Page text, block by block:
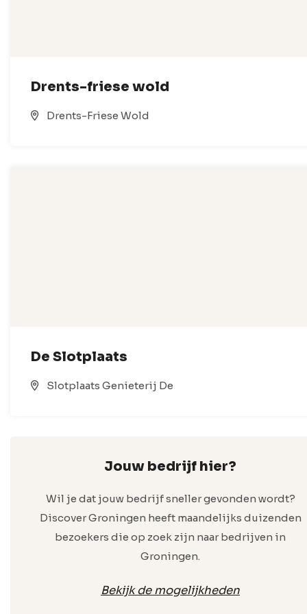
Drents-friese wold
Drents-Friese Wold
De Slotplaats
Slotplaats Genieterij De
Jouw bedrijf hier?
Wil je dat jouw bedrijf sneller gevonden wordt?
Discover Groningen heeft maandelijks duizenden
bezoekers die op zoek zijn naar bedrijven in
Groningen.
Bekijk de mogelijkheden